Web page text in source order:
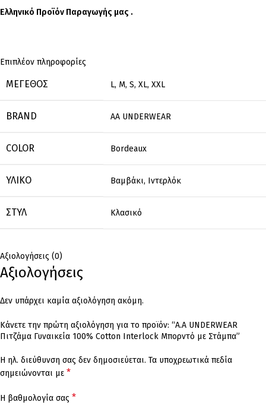
Ελληνικό Προϊόν Παραγωγής μας .
Επιπλέον πληροφορίες
ΜΈΓΕΘΟΣ L, M, S, XL, XXL
BRAND AA UNDERWEAR
COLOR Bordeaux
ΥΛΙΚΌ Βαμβάκι, Ιντερλόκ
ΣΤΥΛ Κλασικό
Αξιολογήσεις (0)
Αξιολογήσεις
Δεν υπάρχει καμία αξιολόγηση ακόμη.
Κάνετε την πρώτη αξιολόγηση για το προϊόν: “A.A UNDERWEAR
Πιτζάμα Γυναικεία 100% Cotton Ιnterlock Μπορντό με Στάμπα”
Η ηλ. διεύθυνση σας δεν δημοσιεύεται. Τα υποχρεωτικά πεδία
σημειώνονται με *
Η βαθμολογία σας *